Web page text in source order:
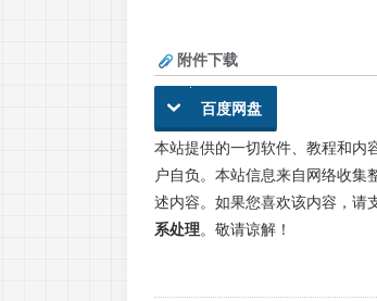
附件下载
百度网盘
本站提供的一切软件、教程和内
户自负。本站信息来自网络收集
述内容。如果您喜欢该内容，请
系处理。敬请谅解！